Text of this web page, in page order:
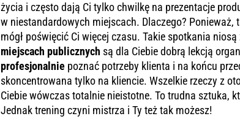
życia i często dają Ci tylko chwilkę na prezentacje
w niestandardowych miejscach. Dlaczego?
mógł poświęcić Ci więcej czasu. Takie spotkania
miejscach publicznych są dla Ciebie dobrą lekcją
profesjonalnie poznać potrzeby klienta i na końcu
skoncentrowana tylko na kliencie. Wszelkie rzeczy z
Ciebie wówczas totalnie nieistotne. To trudna sztuka,
Jednak trening czyni mistrza i Ty też tak możesz!